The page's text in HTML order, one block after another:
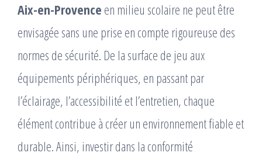
Aix-en-Provence en milieu scolaire ne peut être
envisagée sans une prise en compte rigoureuse des
normes de sécurité. De la surface de jeu aux
équipements périphériques, en passant par
l’éclairage, l’accessibilité et l’entretien, chaque
élément contribue à créer un environnement fiable et
durable. Ainsi, investir dans la conformité